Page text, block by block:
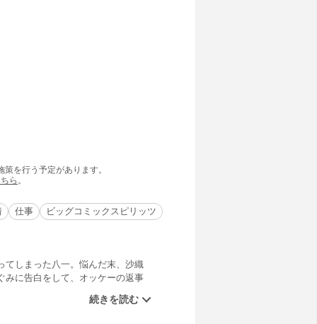
を行う予定があります。
ら 。
仕事 ビッグコミックスピリッツ
てしまった八一。悩んだ末、沙織
みに告白をして、オッケーの返事